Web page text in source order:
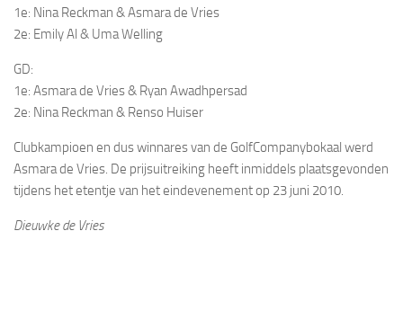
1e: Nina Reckman & Asmara de Vries
2e: Emily Al & Uma Welling
GD:
1e: Asmara de Vries & Ryan Awadhpersad
2e: Nina Reckman & Renso Huiser
Clubkampioen en dus winnares van de GolfCompanybokaal werd
Asmara de Vries. De prijsuitreiking heeft inmiddels plaatsgevonden
tijdens het etentje van het eindevenement op 23 juni 2010.
Dieuwke de Vries